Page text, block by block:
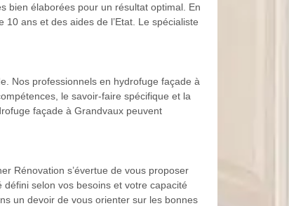
bien élaborées pour un résultat optimal. En
10 ans et des aides de l’Etat. Le spécialiste
Nos professionnels en hydrofuge façade à
le savoir-faire spécifique et la
façade à Grandvaux peuvent
Rénovation s’évertue de vous proposer
selon vos besoins et votre capacité
un devoir de vous orienter sur les bonnes